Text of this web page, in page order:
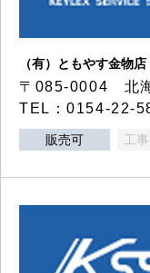
（有）ともやす金物店
〒085-0004 北
TEL：0154-22-
販売可 工